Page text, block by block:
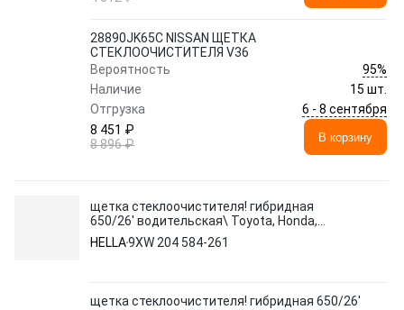
28890JK65C NISSAN ЩЕТКА
СТЕКЛООЧИСТИТЕЛЯ V36
Вероятность
95%
Наличие
15 шт.
Отгрузка
6 - 8 сентября
8 451 ₽
8 896 ₽
В корзину
щетка стеклоочистителя! гибридная
650/26' водительская\ Toyota, Honda,
Mazda 01>
HELLA9XW 204 584-261
щетка стеклоочистителя! гибридная 650/26'